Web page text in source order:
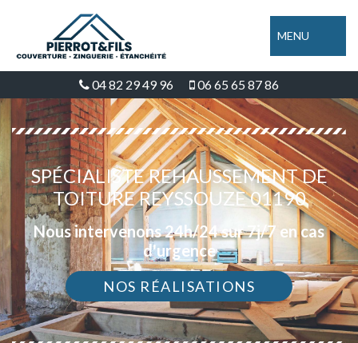
MENU
04 82 29 49 96 06 65 65 87 86
SPÉCIALISTE REHAUSSEMENT DE
TOITURE REYSSOUZE 01190
Nous intervenons 24h/24 sur 7j/7 en cas
d'urgence
NOS RÉALISATIONS